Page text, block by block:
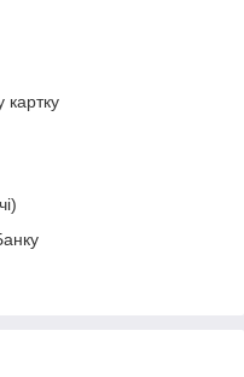
картку